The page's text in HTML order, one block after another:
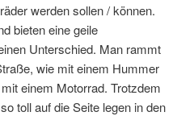
werden sollen / können.
bieten eine geile
Unterschied. Man rammt
wie mit einem Hummer
einem Motorrad. Trotzdem
toll auf die Seite legen in den